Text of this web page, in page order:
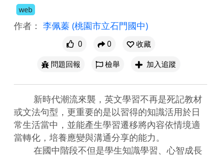
web
作者： 李佩蓁 (桃園市立石門國中)
0 0
收藏
問題回報
檢舉 加入追蹤
或文法句型，更重要的是以習得的知識活用於日
常生活當中，並能產生學習遷移將內容依情境適
當轉化，培養應變與溝通分享的能力。